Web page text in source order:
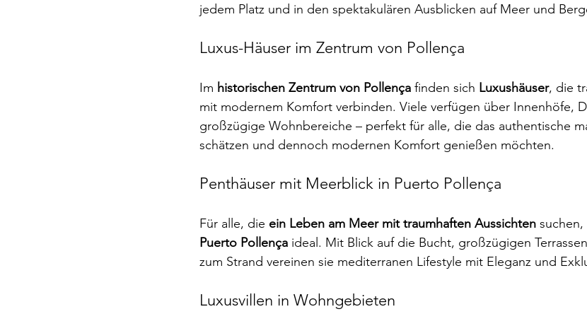
jedem Platz und in den spektakulären Ausblicken auf Meer und
Luxus-Häuser im Zentrum von Pollença
Im historischen Zentrum von Pollença finden sich Luxushäuser, die
mit modernem Komfort verbinden. Viele verfügen über Innenhöfe,
großzügige Wohnbereiche – perfekt für alle, die das authentische
schätzen und dennoch modernen Komfort genießen möchten.
Penthäuser mit Meerblick in Puerto Pollença
Für alle, die ein Leben am Meer mit traumhaften Aussichten suchen,
Puerto Pollença ideal. Mit Blick auf die Bucht, großzügigen
zum Strand vereinen sie mediterranen Lifestyle mit Eleganz und
Luxusvillen in Wohngebieten